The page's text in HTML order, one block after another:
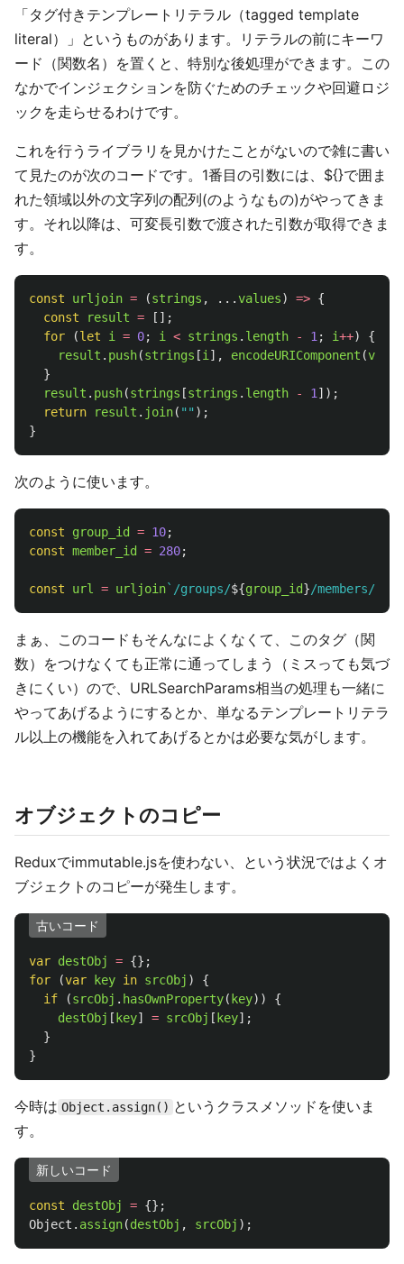
「タグ付きテンプレートリテラル（tagged template
literal）」というものがあります。リテラルの前にキーワ
ード（関数名）を置くと、特別な後処理ができます。この
なかでインジェクションを防ぐためのチェックや回避ロジ
ックを走らせるわけです。
これを行うライブラリを見かけたことがないので雑に書い
て見たのが次のコードです。1番目の引数には、${}で囲ま
れた領域以外の文字列の配列(のようなもの)がやってきま
す。それ以降は、可変長引数で渡された引数が取得できま
す。
const urljoin = (strings , ...values) => {
const
result =
[];
for
(let i = 0; i < strings . length - 1 ; i++)
{
result . push(strings [i ], encodeURIComponent (
}
result . push(strings [strings . length - 1 ]);
return
result . join( "" );
}
次のように使います。
const group_id = 10;
const member_id = 280;
const url = urljoin`/groups/${group_id}/members/
まぁ、このコードもそんなによくなくて、このタグ（関
数）をつけなくても正常に通ってしまう（ミスっても気づ
きにくい）ので、URLSearchParams相当の処理も一緒に
やってあげるようにするとか、単なるテンプレートリテラ
ル以上の機能を入れてあげるとかは必要な気がします。
オブジェクトのコピー
Reduxでimmutable.jsを使わない、という状況ではよくオ
ブジェクトのコピーが発生します。
古いコード
var destObj = {};
for
(var key in srcObj )
{
if
(srcObj . hasOwnProperty( key))
{
destObj [ key] = srcObj [ key];
}
}
今時は Object.assign() というクラスメソッドを使いま
す。
新しいコード
const destObj = {};
Object . assign(destObj , srcObj );